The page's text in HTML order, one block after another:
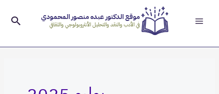
Menu
موقع الدكتور عبده منصور المحمودي
في الأدب والنقد والتحليل الأنثروبولوجي والثقافي